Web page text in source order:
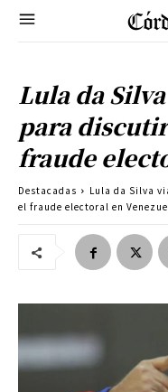
Lula da
para
fraude
Destacadas
Lula da Silva
el fraude electoral en